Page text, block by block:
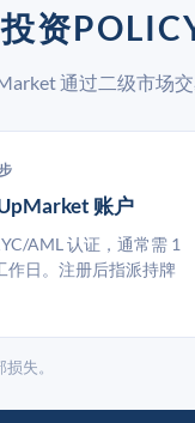
资
通过二级市场
账户
AML 认证，通常需 1
作日。注册后指派持牌
失。